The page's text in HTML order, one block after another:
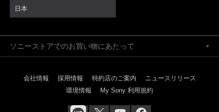
日本
ソニーストアでのお買い物にあたって
会社情報 採用情報 特約店のご案内
ニュースリリース
環境情報
My Sony 利用規約